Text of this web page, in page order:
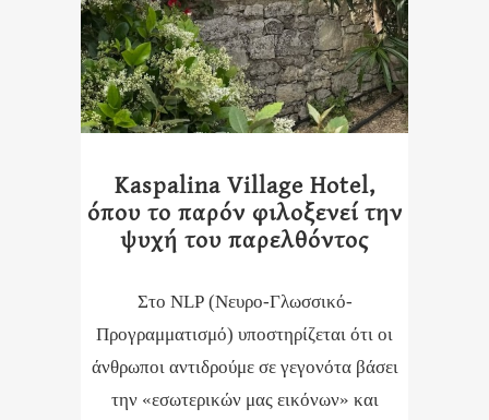
Kaspalina Village Hotel,
όπου το παρόν φιλοξενεί την
ψυχή του παρελθόντος
Στο NLP (Νευρο-Γλωσσικό-
Προγραμματισμό) υποστηρίζεται ότι οι
άνθρωποι αντιδρούμε σε γεγονότα βάσει
την «εσωτερικών μας εικόνων» και